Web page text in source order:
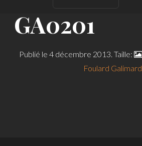
GA0201
Publié le 4 décembre 2013. Taille:
Foulard Galimard